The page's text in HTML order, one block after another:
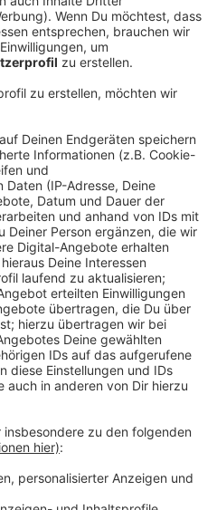
Jahren! "High" heißt der
anders als die letzten
einer fast schon grunge-
Beziehung, die eigentlich
dass sich alles ändert
Veränderung, immer noch
das Bild, was sie
haben. Ein bisschen traurig.
Ihre
den YouTube
zu laden!
Service eines
um Videoinhalte
Service kann
Aktivitäten
lesen Sie die